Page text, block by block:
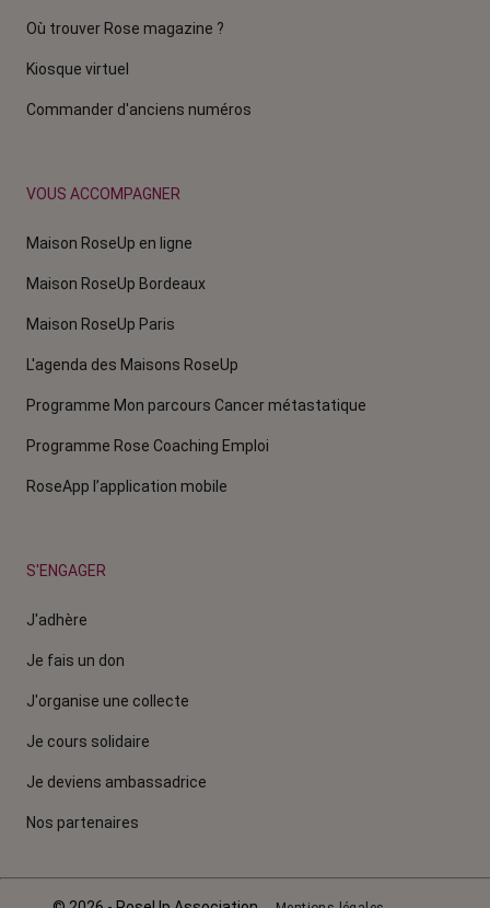
Où trouver Rose magazine ?
Kiosque virtuel
Commander d'anciens numéros
VOUS ACCOMPAGNER
Maison RoseUp en ligne
Maison RoseUp Bordeaux
Maison RoseUp Paris
L'agenda des Maisons RoseUp
Programme Mon parcours Cancer métastatique
Programme Rose Coaching Emploi
RoseApp l’application mobile
S'ENGAGER
J'adhère
Je fais un don
J'organise une collecte
Je cours solidaire
Je deviens ambassadrice
Nos partenaires